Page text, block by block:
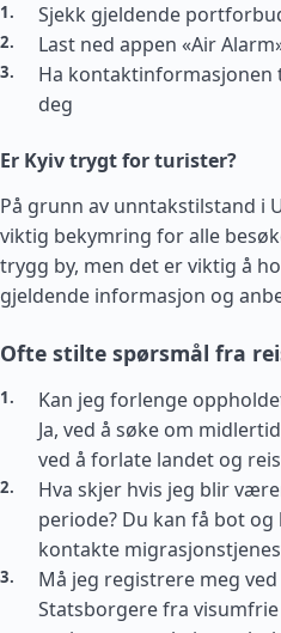
Sjekk gjeldende
Last ned appen «Air
Ha kontaktinformasjonen
deg
Er Kyiv trygt for turister?
På grunn av unntakstilstand i
viktig bekymring for alle
trygg by, men det er viktig å
gjeldende informasjon og
Ofte stilte spørsmål fra
Kan jeg forlenge
Ja, ved å søke om
ved å forlate landet og
Hva skjer hvis jeg blir
periode? Du kan få bot
kontakte
Må jeg registrere meg
Statsborgere fra